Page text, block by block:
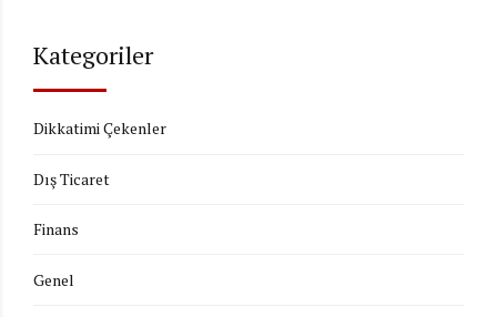
Kategoriler
Dikkatimi Çekenler
Dış Ticaret
Finans
Genel